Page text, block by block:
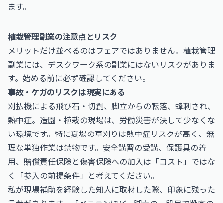
ます。
植栽管理副業の注意点とリスク
メリットだけ並べるのはフェアではありません。植栽管理
副業には、デスクワーク系の副業にはないリスクがありま
す。始める前に必ず確認してください。
事故・ケガのリスクは現実にある
刈払機による飛び石・切創、脚立からの転落、蜂刺され、
熱中症。造園・植栽の現場は、労働災害が決して少なくな
い環境です。特に夏場の草刈りは熱中症リスクが高く、無
理な単独作業は禁物です。安全講習の受講、保護具の着
用、賠償責任保険と傷害保険への加入は「コスト」ではな
く「参入の前提条件」と考えてください。
私が現場補助を経験した知人に取材した際、印象に残った